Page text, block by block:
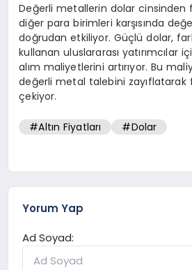
Değerli metallerin dolar cinsinden
diğer para birimleri karşısında
doğrudan etkiliyor. Güçlü dolar,
kullanan uluslararası yatırımcılar
alım maliyetlerini artırıyor. Bu
değerli metal talebini zayıflatarak
çekiyor.
#Altın Fiyatları #Dolar
Yorum Yap
Ad Soyad: